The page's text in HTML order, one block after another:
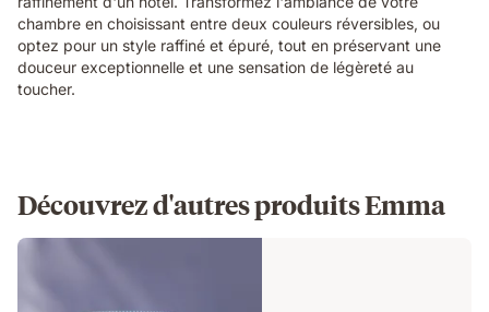
chambre en choisissant entre deux couleurs réversibles, ou
optez pour un style raffiné et épuré, tout en préservant une
douceur exceptionnelle et une sensation de légèreté au
toucher.
Découvrez d'autres produits Emma